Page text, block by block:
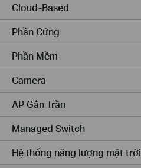
Cloud-Based
Phần Cứng
Phần Mềm
Camera
AP Gắn Trần
Managed Switch
Hệ thống năng lượng mặt trời